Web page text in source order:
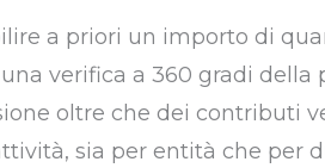
a priori un importo di
verifica a 360 gradi
oltre che dei contributi
sia per entità che per